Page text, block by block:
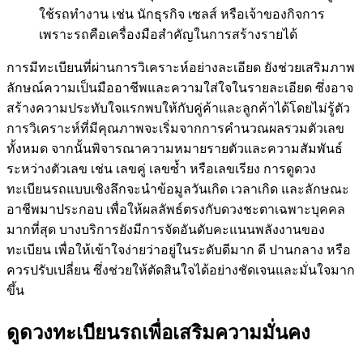
ใช้รถทำงาน เช่น นักธุรกิจ เซลส์ หรือเจ้าของกิจการ
เพราะรถคือเครื่องมือสำคัญในการสร้างรายได้
การมีทะเบียนที่ผ่านการวิเคราะห์อย่างละเอียด ยังช่วยเสริมภาพ
ลักษณ์ความเป็นมืออาชีพและความใส่ใจในรายละเอียด ซึ่งอาจ
สร้างความประทับใจแรกพบให้กับคู่ค้าและลูกค้าได้โดยไม่รู้ตัว
การวิเคราะห์ที่มีคุณภาพจะเริ่มจากการคำนวณผลรวมตัวเลข
ทั้งหมด จากนั้นพิจารณาความหมายรายตัวและความสัมพันธ์
ระหว่างตัวเลข เช่น เลขคู่ เลขซ้ำ หรือเลขเรียง การดูดวง
ทะเบียนรถแบบเชิงลึกจะนำข้อมูลวันเกิด เวลาเกิด และลักษณะ
อาชีพมาประกอบ เพื่อให้ผลลัพธ์ตรงกับดวงชะตาเฉพาะบุคคล
มากที่สุด บางบริการยังมีการจัดอันดับคะแนนพลังงานของ
ทะเบียน เพื่อให้เข้าใจง่ายว่าอยู่ในระดับดีมาก ดี ปานกลาง หรือ
ควรปรับเปลี่ยน ซึ่งช่วยให้ตัดสินใจได้อย่างชัดเจนและมั่นใจมาก
ขึ้น
ดูดวงทะเบียนรถเพื่อเสริมความมั่นคง